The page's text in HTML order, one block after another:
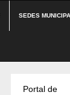
SEDES
Portal de